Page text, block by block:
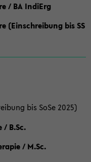
/ BA IndiErg
(Einschreibung bis SS
bis SoSe 2025)
B.Sc.
/ M.Sc.